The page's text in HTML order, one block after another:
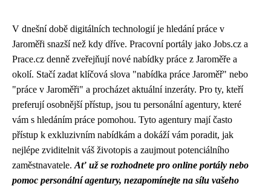
V dnešní době digitálních technologií je hledání práce v
Jaroměři snazší než kdy dříve. Pracovní portály jako Jobs.cz a
Prace.cz denně zveřejňují nové nabídky práce z Jaroměře a
okolí. Stačí zadat klíčová slova "nabídka práce Jaroměř" nebo
"práce v Jaroměři" a procházet aktuální inzeráty. Pro ty, kteří
preferují osobnější přístup, jsou tu personální agentury, které
vám s hledáním práce pomohou. Tyto agentury mají často
přístup k exkluzivním nabídkám a dokáží vám poradit, jak
nejlépe zviditelnit váš životopis a zaujmout potenciálního
zaměstnavatele. Ať už se rozhodnete pro online portály nebo
pomoc personální agentury, nezapomínejte na sílu vašeho